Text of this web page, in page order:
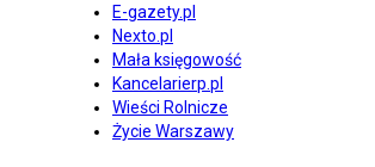
E-gazety.pl
Nexto.pl
Mała księgowość
Kancelarierp.pl
Wieści Rolnicze
Życie Warszawy